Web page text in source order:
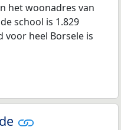
het woonadres van
school is 1.829
voor heel Borsele is